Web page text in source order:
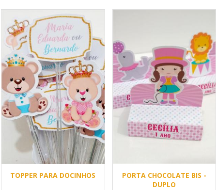
TOPPER PARA DOCINHOS
PORTA CHOCOLATE BIS -
DUPLO